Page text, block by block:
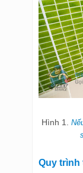
Hình 1.
Quy trình